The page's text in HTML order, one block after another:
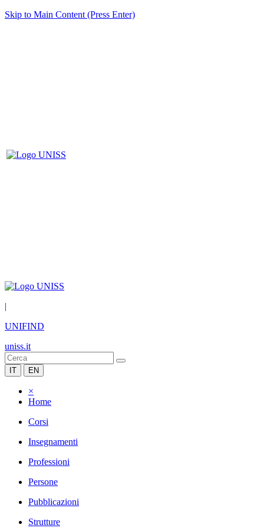
Skip to Main Content (Press Enter)
|
UNIFIND
uniss.it
IT EN
×
Home
Corsi
Insegnamenti
Professioni
Persone
Pubblicazioni
Strutture